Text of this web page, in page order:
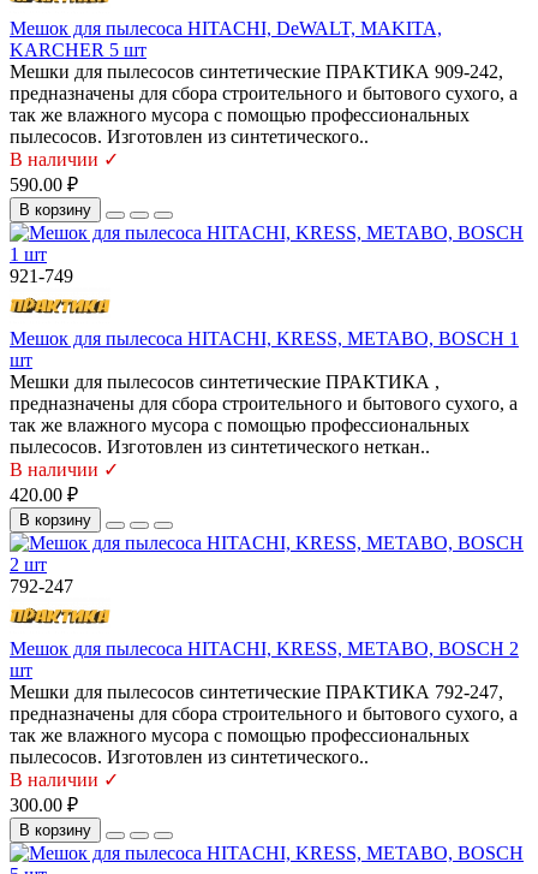
Мешок для пылесоса HITACHI, DeWALT, MAKITA,
KARCHER 5 шт
Мешки для пылесосов синтетические ПРАКТИКА 909-242,
предназначены для сбора строительного и бытового сухого, а
так же влажного мусора с помощью профессиональных
пылесосов. Изготовлен из синтетического..
В наличии ✓
590.00 ₽
В корзину
921-749
Мешок для пылесоса HITACHI, KRESS, METABO, BOSCH 1
шт
Мешки для пылесосов синтетические ПРАКТИКА ,
предназначены для сбора строительного и бытового сухого, а
так же влажного мусора с помощью профессиональных
пылесосов. Изготовлен из синтетического неткан..
В наличии ✓
420.00 ₽
В корзину
792-247
Мешок для пылесоса HITACHI, KRESS, METABO, BOSCH 2
шт
Мешки для пылесосов синтетические ПРАКТИКА 792-247,
предназначены для сбора строительного и бытового сухого, а
так же влажного мусора с помощью профессиональных
пылесосов. Изготовлен из синтетического..
В наличии ✓
300.00 ₽
В корзину